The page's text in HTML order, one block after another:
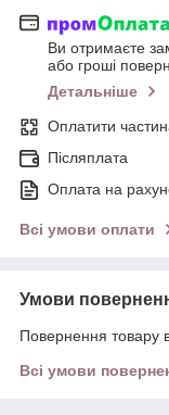
Ви отримаєте
або гроші
Детальніше
Оплатити
Післяплата
Оплата на
Всі умови оплати
Умови
Повернення товару
Всі умови